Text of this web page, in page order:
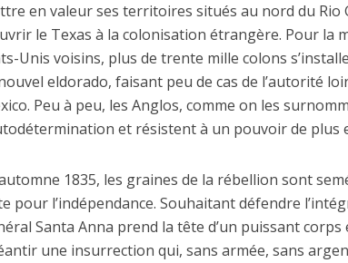
en valeur ses territoires situés au nord du Rio
le Texas à la colonisation étrangère. Pour la
Unis voisins, plus de trente mille colons
eldorado, faisant peu de cas de l’autorité
Peu à peu, les Anglos, comme on les
et résistent à un pouvoir de plus
1835, les graines de la rébellion sont
pour l’indépendance. Souhaitant défendre
Santa Anna prend la tête d’un puissant
une insurrection qui, sans armée, sans